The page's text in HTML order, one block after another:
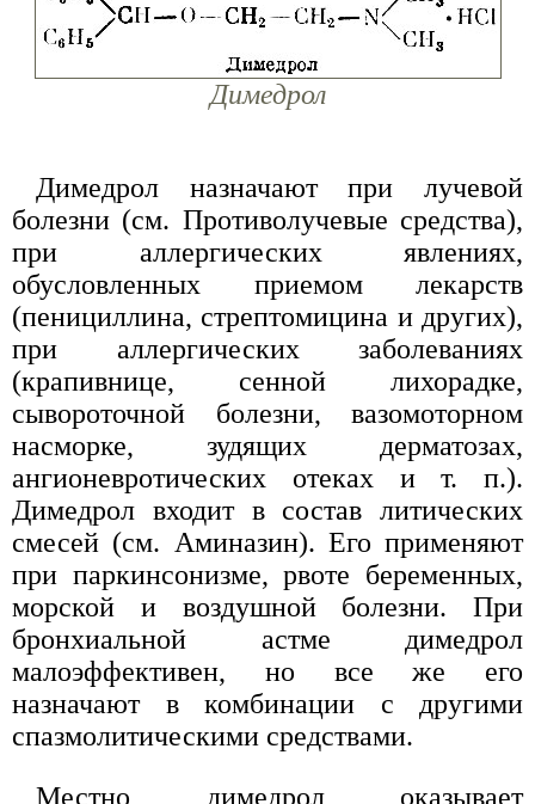
Димедрол
Димедрол назначают при лучевой
болезни (см. Противолучевые средства),
при аллергических явлениях,
обусловленных приемом лекарств
(пенициллина, стрептомицина и других),
при аллергических заболеваниях
(крапивнице, сенной лихорадке,
сывороточной болезни, вазомоторном
насморке, зудящих дерматозах,
ангионевротических отеках и т. п.).
Димедрол входит в состав литических
смесей (см. Аминазин). Его применяют
при паркинсонизме, рвоте беременных,
морской и воздушной болезни. При
бронхиальной астме димедрол
малоэффективен, но все же его
назначают в комбинации с другими
спазмолитическими средствами.
Местно димедрол оказывает